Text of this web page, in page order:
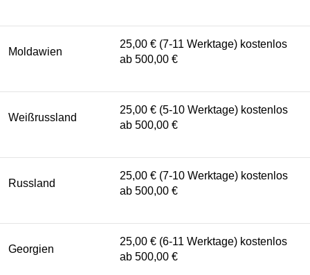
Moldawien
25,00 € (7-11 Werktage) kostenlos
ab 500,00 €
Weißrussland
25,00 € (5-10 Werktage) kostenlos
ab 500,00 €
Russland
25,00 € (7-10 Werktage) kostenlos
ab 500,00 €
Georgien
25,00 € (6-11 Werktage) kostenlos
ab 500,00 €